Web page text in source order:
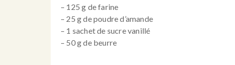
– 125 g de farine
– 25 g de poudre d’amande
– 1 sachet de sucre vanillé
– 50 g de beurre